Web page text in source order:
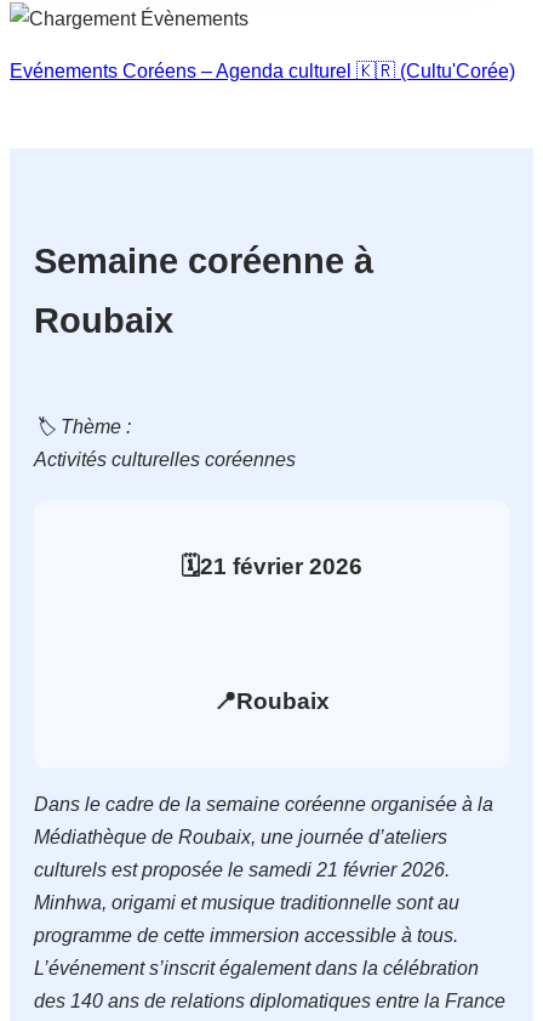
Evénements Coréens – Agenda culturel 🇰🇷 (Cultu'Corée)
Semaine coréenne à
Roubaix
🏷️ Thème :
Activités culturelles coréennes
🗓️21 février 2026
📍Roubaix
Dans le cadre de la semaine coréenne organisée à la
Médiathèque de Roubaix, une journée d’ateliers
culturels est proposée le samedi 21 février 2026.
Minhwa, origami et musique traditionnelle sont au
programme de cette immersion accessible à tous.
L’événement s’inscrit également dans la célébration
des 140 ans de relations diplomatiques entre la France